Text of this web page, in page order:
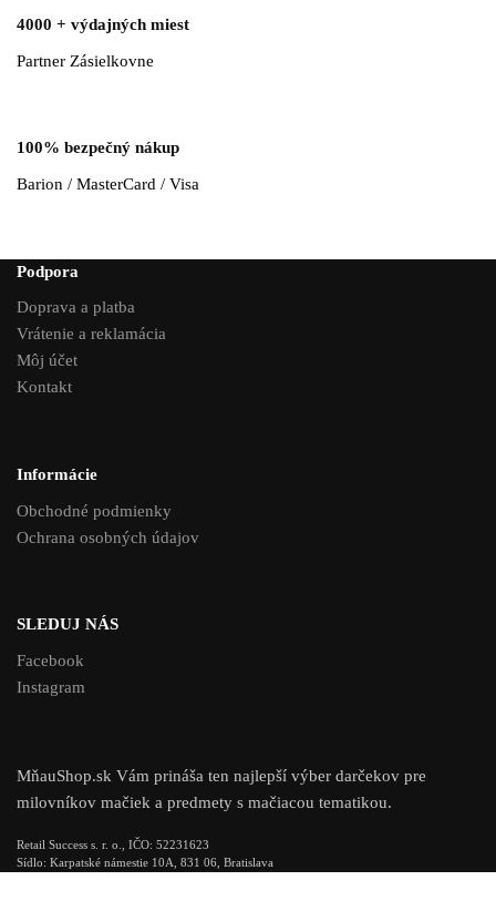
4000 + výdajných miest
Partner Zásielkovne
100% bezpečný nákup
Barion / MasterCard / Visa
Podpora
Doprava a platba
Vrátenie a reklamácia
Môj účet
Kontakt
Informácie
Obchodné podmienky
Ochrana osobných údajov
SLEDUJ NÁS
Facebook
Instagram
MňauShop.sk Vám prináša ten najlepší výber darčekov pre
milovníkov mačiek a predmety s mačiacou tematikou.
Retail Success s. r. o., IČO: 52231623
Sídlo: Karpatské námestie 10A, 831 06, Bratislava